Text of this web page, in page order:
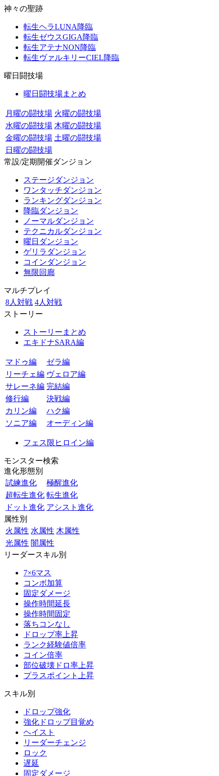
神々の聖跡
転生ヘラLUNA降臨
転生ゼウスGIGA降臨
転生アテナNON降臨
転生ヴァルキリーCIEL降臨
曜日闘技場
曜日闘技場まとめ
月曜の闘技場 火曜の闘技場
水曜の闘技場 木曜の闘技場
金曜の闘技場 土曜の闘技場
日曜の闘技場
常設/定期開催ダンジョン
ステージダンジョン
ワンタッチダンジョン
ランキングダンジョン
降臨ダンジョン
ノーマルダンジョン
テクニカルダンジョン
曜日ダンジョン
ゲリラダンジョン
コインダンジョン
無限回廊
マルチプレイ
8人対戦 4人対戦
ストーリー
ストーリーまとめ
エキドナSARA編
マドゥ編
ゼラ編
リーチェ編 ヴェロア編
サレーネ編 完結編
修行編
決戦編
カリン編
ハク編
ソニア編
オーディン編
フェス限ヒロイン編
モンスター検索
進化形態別
試練進化
極醒進化
超転生進化 転生進化
ドット進化 アシスト進化
属性別
火属性 水属性 木属性
光属性 闇属性
リーダースキル別
7×6マス
コンボ加算
固定ダメージ
操作時間延長
操作時間固定
落ちコンなし
ドロップ率上昇
ランク経験値倍率
コイン倍率
部位破壊ドロ率上昇
プラスポイント上昇
スキル別
ドロップ強化
強化ドロップ目覚め
ヘイスト
リーダーチェンジ
ロック
遅延
固定ダメージ